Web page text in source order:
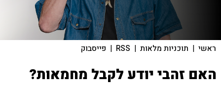
ראשי | תוכניות מלאות |
RSS
| פייסבוק
האם זהבי יודע לקבל מחמאות?